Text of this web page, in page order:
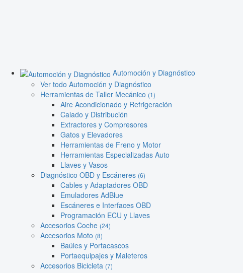
Automoción y Diagnóstico
Ver todo Automoción y Diagnóstico
Herramientas de Taller Mecánico (1)
Aire Acondicionado y Refrigeración
Calado y Distribución
Extractores y Compresores
Gatos y Elevadores
Herramientas de Freno y Motor
Herramientas Especializadas Auto
Llaves y Vasos
Diagnóstico OBD y Escáneres (6)
Cables y Adaptadores OBD
Emuladores AdBlue
Escáneres e Interfaces OBD
Programación ECU y Llaves
Accesorios Coche (24)
Accesorios Moto (8)
Baúles y Portacascos
Portaequipajes y Maleteros
Accesorios Bicicleta (7)